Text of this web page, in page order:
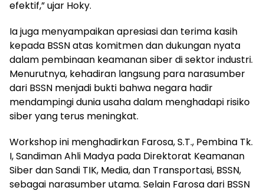
efektif,” ujar Hoky.
Ia juga menyampaikan apresiasi dan terima kasih
kepada BSSN atas komitmen dan dukungan nyata
dalam pembinaan keamanan siber di sektor industri.
Menurutnya, kehadiran langsung para narasumber
dari BSSN menjadi bukti bahwa negara hadir
mendampingi dunia usaha dalam menghadapi risiko
siber yang terus meningkat.
Workshop ini menghadirkan Farosa, S.T., Pembina Tk.
I, Sandiman Ahli Madya pada Direktorat Keamanan
Siber dan Sandi TIK, Media, dan Transportasi, BSSN,
sebagai narasumber utama. Selain Farosa dari BSSN